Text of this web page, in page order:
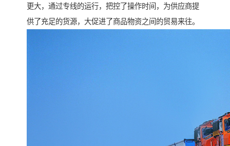
更大，通过专线的运行，把控了操作时间，为供应商提
供了充足的货源，大促进了商品物资之间的贸易来往。